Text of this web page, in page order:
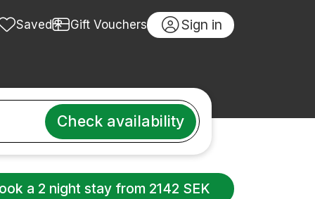
Saved Gift Vouchers Sign in
Check availability
a 2 night stay from 2142 SEK